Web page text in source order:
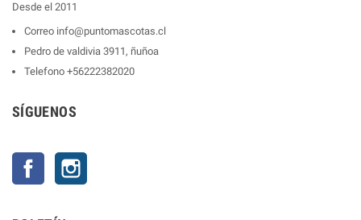
Desde el 2011
Correo info@puntomascotas.cl
Pedro de valdivia 3911, ñuñoa
Telefono +56222382020
SÍGUENOS
Facebook